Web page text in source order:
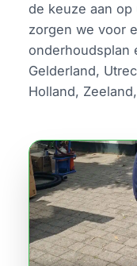
de keuze aan
zorgen we voor
onderhoudsplan
Gelderland,
Holland,